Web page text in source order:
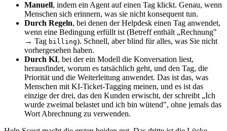
Manuell, indem ein Agent auf einen Tag klickt. Genau, wenn
Menschen sich erinnern, was sie nicht konsequent tun.
Durch Regeln, bei denen der Helpdesk einen Tag anwendet,
wenn eine Bedingung erfüllt ist (Betreff enthält „Rechnung"
→ Tag billing). Schnell, aber blind für alles, was Sie nicht
vorhergesehen haben.
Durch KI, bei der ein Modell die Konversation liest,
herausfindet, worum es tatsächlich geht, und den Tag, die
Priorität und die Weiterleitung anwendet. Das ist das, was
Menschen mit KI-Ticket-Tagging meinen, und es ist das
einzige der drei, das den Kunden erwischt, der schreibt „Ich
wurde zweimal belastet und ich bin wütend", ohne jemals das
Wort Abrechnung zu verwenden.